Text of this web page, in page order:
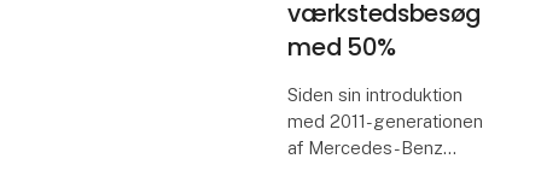
værkstedsbesøg
med 50%
Siden sin introduktion
med 2011-generationen
af Mercedes-Benz